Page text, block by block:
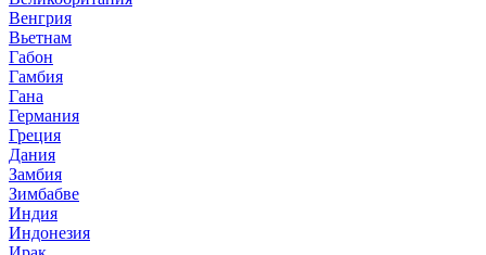
Венгрия
Вьетнам
Габон
Гамбия
Гана
Германия
Греция
Дания
Замбия
Зимбабве
Индия
Индонезия